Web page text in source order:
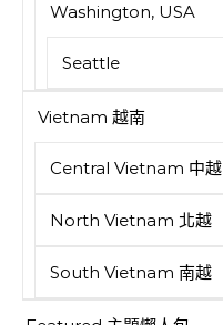
Washington, USA
Seattle
Vietnam 越南
Central Vietnam 中越
North Vietnam 北越
South Vietnam 南越